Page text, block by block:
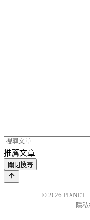
推薦文章
關閉搜尋
© 2026 PIXNET
隱